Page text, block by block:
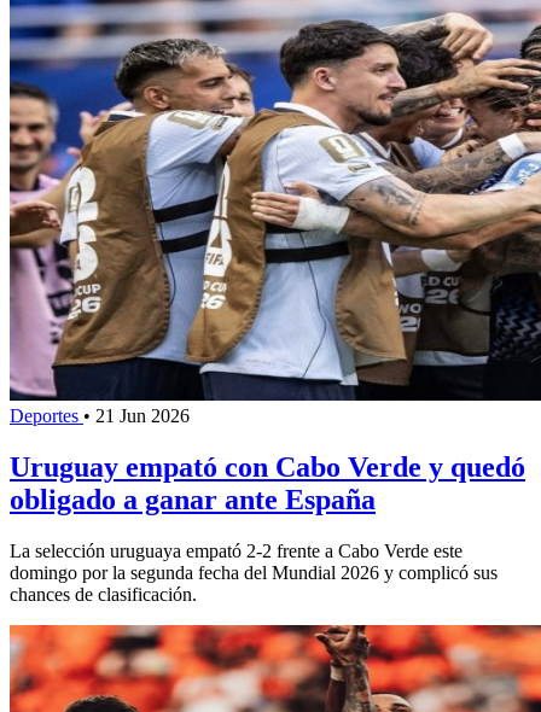
Deportes • 21 Jun 2026
Uruguay empató con Cabo Verde y quedó
obligado a ganar ante España
La selección uruguaya empató 2-2 frente a Cabo Verde este
domingo por la segunda fecha del Mundial 2026 y complicó sus
chances de clasificación.